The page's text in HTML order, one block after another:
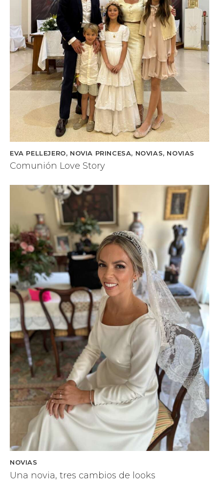
EVA PELLEJERO, NOVIA PRINCESA, NOVIAS, NOVIAS
Comunión Love Story
NOVIAS
Una novia, tres cambios de looks